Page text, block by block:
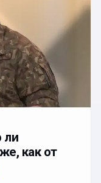
ли
как от